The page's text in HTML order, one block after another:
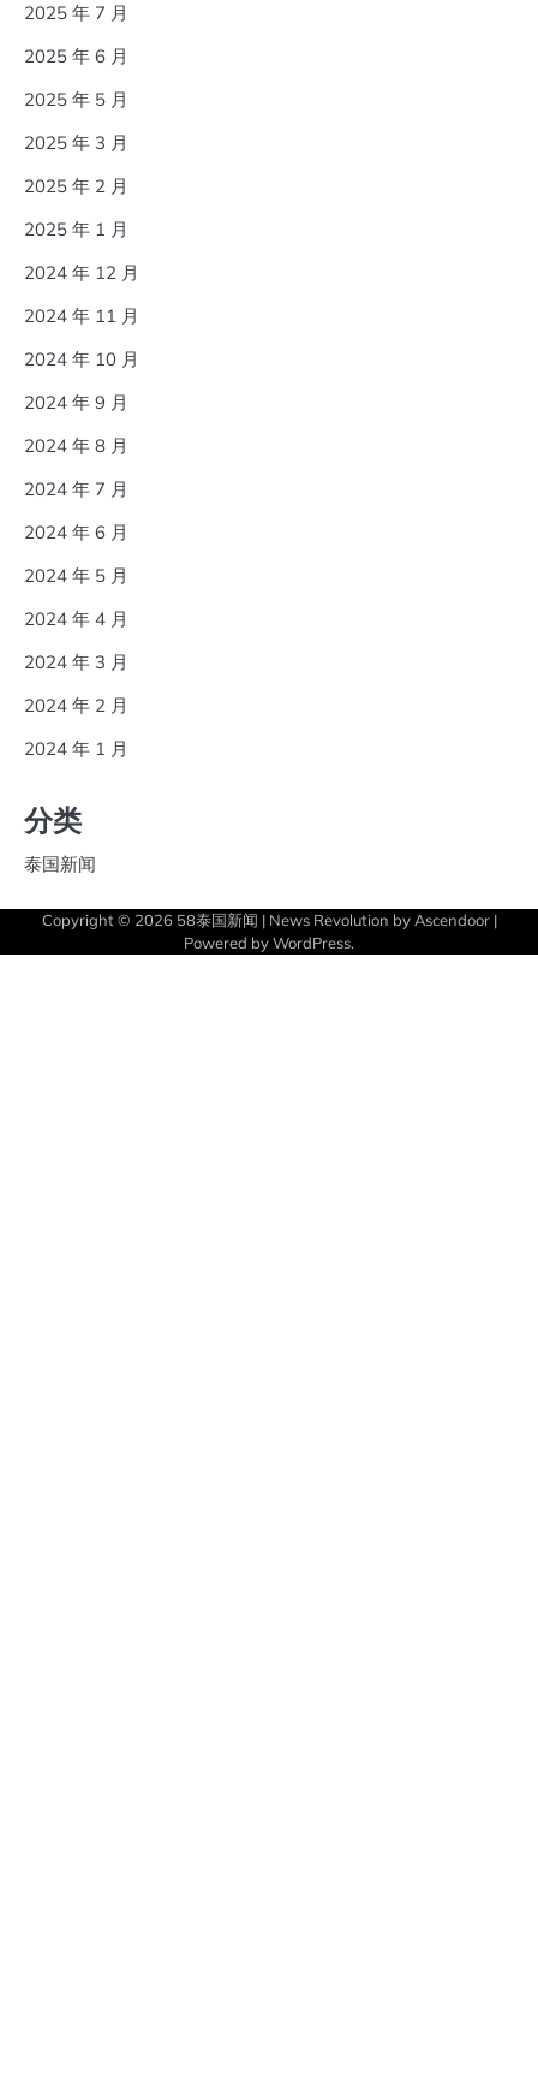
2025 年 7 月
2025 年 6 月
2025 年 5 月
2025 年 3 月
2025 年 2 月
2025 年 1 月
2024 年 12 月
2024 年 11 月
2024 年 10 月
2024 年 9 月
2024 年 8 月
2024 年 7 月
2024 年 6 月
2024 年 5 月
2024 年 4 月
2024 年 3 月
2024 年 2 月
2024 年 1 月
分类
泰国新闻
Copyright © 2026 58泰国新闻 | News Revolution by Ascendoor|
Powered byWordPress.